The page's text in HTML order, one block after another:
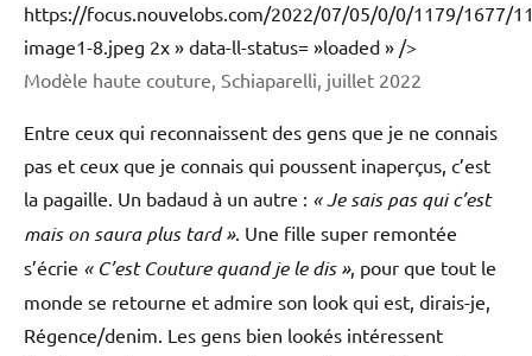
https://focus.nouvelobs.com/2022/07/05/0/0/1179/1677/
image1-8.jpeg 2x » data-ll-status= »loaded » />
Modèle haute couture, Schiaparelli, juillet 2022
Entre ceux qui reconnaissent des gens que je ne connais
pas et ceux que je connais qui poussent inaperçus, c’est
la pagaille. Un badaud à un autre : « Je sais pas qui c’est
mais on saura plus tard ». Une fille super remontée
s’écrie « C’est Couture quand je le dis », pour que tout le
monde se retourne et admire son look qui est, dirais-je,
Régence/denim. Les gens bien lookés intéressent